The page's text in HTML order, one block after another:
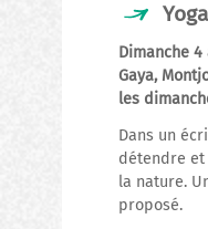
Dimanche 4
Gaya,
les
Dans un
détendre et
la nature.
proposé.